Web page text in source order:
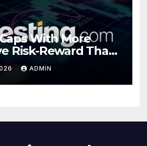
With More
Risk-Reward Than
ADMIN